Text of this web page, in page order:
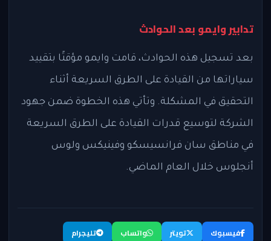
تدابير وايمو بعد الحوادث
بعد تسجيل هذه الحوادث، قامت وايمو مؤقتًا بتقييد
سياراتها من القيادة على الطرق السريعة أثناء
التحقيق في المشكلة. وتأتي هذه الخطوة ضمن جهود
الشركة لتوسيع قدرات القيادة على الطرق السريعة
في مناطق سان فرانسيسكو وفينيكس ولوس
أنجلوس خلال العام الماضي.
فيسبوك تويتر واتساب
تليجرام